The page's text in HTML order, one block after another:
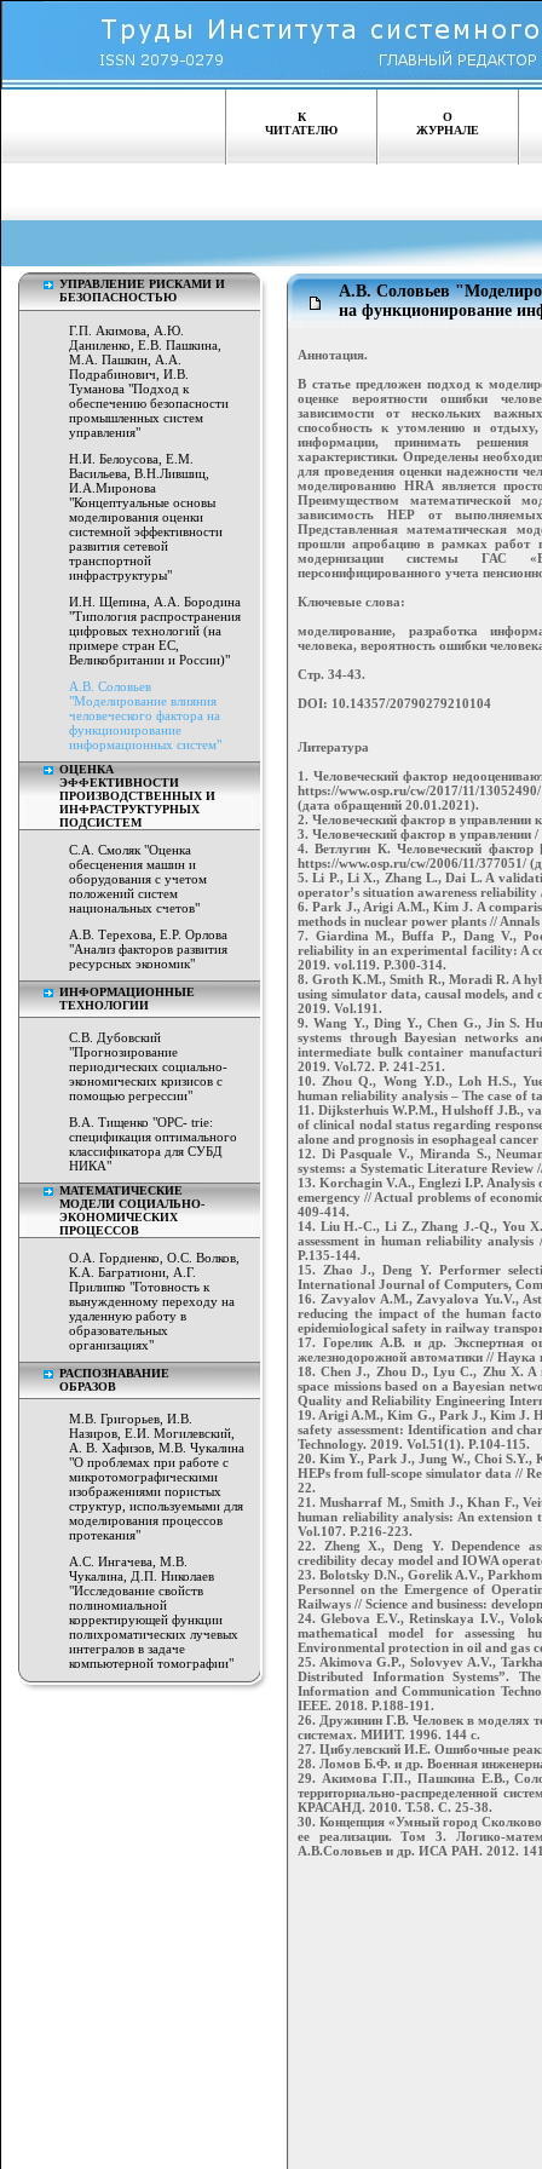
К
ЧИТАТЕЛЮ
О
ЖУРНАЛЕ
УПРАВЛЕНИЕ РИСКАМИ И
БЕЗОПАСНОСТЬЮ
Г.П. Акимова, А.Ю.
Даниленко, Е.В. Пашкина,
М.А. Пашкин, А.А.
Подрабинович, И.В.
Туманова "Подход к
обеспечению безопасности
промышленных систем
управления"
Н.И. Белоусова, Е.М.
Васильева, В.Н.Лившиц,
И.А.Миронова
"Концептуальные основы
моделирования оценки
системной эффективности
развития сетевой
транспортной
инфраструктуры"
И.Н. Щепина, А.А. Бородина
"Типология распространения
цифровых технологий (на
примере стран EC,
Великобритании и России)"
А.В. Соловьев
"Моделирование влияния
человеческого фактора на
функционирование
информационных систем"
ОЦЕНКА
ЭФФЕКТИВНОСТИ
ПРОИЗВОДСТВЕННЫХ И
ИНФРАСТРУКТУРНЫХ
ПОДСИСТЕМ
С.А. Смоляк "Оценка
обесценения машин и
оборудования с учетом
положений систем
национальных счетов"
А.В. Терехова, Е.Р. Орлова
"Анализ факторов развития
ресурсных экономик"
ИНФОРМАЦИОННЫЕ
ТЕХНОЛОГИИ
С.В. Дубовский
"Прогнозирование
периодических социально-
экономических кризисов с
помощью регрессии"
В.А. Тищенко "OPC- trie:
спецификация оптимального
классификатора для СУБД
НИКА"
МАТЕМАТИЧЕСКИЕ
МОДЕЛИ СОЦИАЛЬНО-
ЭКОНОМИЧЕСКИХ
ПРОЦЕССОВ
О.А. Гордиенко, О.С. Волков,
К.А. Багратиони, А.Г.
Прилипко "Готовность к
вынужденному переходу на
удаленную работу в
образовательных
организациях"
РАСПОЗНАВАНИЕ
ОБРАЗОВ
М.В. Григорьев, И.В.
Назиров, Е.И. Могилевский,
А. В. Хафизов, М.В. Чукалина
"О проблемах при работе с
микротомографическими
изображениями пористых
структур, используемыми для
моделирования процессов
протекания"
А.С. Ингачева, М.В.
Чукалина, Д.П. Николаев
"Исследование свойств
полиномиальной
корректирующей функции
полихроматических лучевых
интегралов в задаче
компьютерной томографии"
А.В. Соловьев
на функционирование
Аннотация.
В статье предложен подход к
оценке вероятности ошибки
зависимости от нескольких
способность к утомлению и отдыху,
информации, принимать решения
характеристики. Определены
для проведения оценки надежности
моделированию HRA является
Преимуществом математической
зависимость HEP от
Представленная математическая
прошли апробацию в рамках работ
модернизации системы ГАС
персонифицированного учета
Ключевые слова:
моделирование, разработка
человека, вероятность ошибки
Стр. 34-43.
DOI: 10.14357/20790279210104
Литература
1. Человеческий фактор
https://www.osp.ru/cw/2017/11/13052490/
(дата обращений 20.01.2021).
2. Человеческий фактор в
3. Человеческий фактор в
4. Ветлугин К. Человеческий
https://www.osp.ru/cw/2006/11/377051/
5. Li P., Li X., Zhang L., Dai L. A
operator’s situation awareness reliability
6. Park J., Arigi A.M., Kim J. A
methods in nuclear power plants //
7. Giardina M., Buffa P., Dang V.,
reliability in an experimental facility: A
2019. vol.119. P.300-314.
8. Groth K.M., Smith R., Moradi R. A
using simulator data, causal models, and
2019. Vol.191.
9. Wang Y., Ding Y., Chen G., Jin S.
systems through Bayesian networks
intermediate bulk container
2019. Vol.72. P. 241-251.
10. Zhou Q., Wong Y.D., Loh H.S.,
human reliability analysis – The case of
11. Dijksterhuis W.P.M., Hulshoff J.B.,
of clinical nodal status regarding
alone and prognosis in esophageal
12. Di Pasquale V., Miranda S.,
systems: a Systematic Literature Review
13. Korchagin V.A., Englezi I.P.
emergency // Actual problems of
409-414.
14. Liu H.-C., Li Z., Zhang J.-Q., You
assessment in human reliability
P.135-144.
15. Zhao J., Deng Y. Performer
International Journal of Computers,
16. Zavyalov A.M., Zavyalova Yu.V.,
reducing the impact of the human
epidemiological safety in railway
17. Горелик А.В. и др. Экспертная
железнодорожной автоматики //
18. Chen J., Zhou D., Lyu C., Zhu X.
space missions based on a Bayesian
Quality and Reliability Engineering
19. Arigi A.M., Kim G., Park J., Kim J.
safety assessment: Identification and
Technology. 2019. Vol.51(1). P.104-115.
20. Kim Y., Park J., Jung W., Choi S.Y.,
HEPs from full-scope simulator data //
22.
21. Musharraf M., Smith J., Khan F.,
human reliability analysis: An extension
Vol.107. P.216-223.
22. Zheng X., Deng Y. Dependence
credibility decay model and IOWA
23. Bolotsky D.N., Gorelik A.V.,
Personnel on the Emergence of
Railways // Science and business:
24. Glebova E.V., Retinskaya I.V.,
mathematical model for assessing
Environmental protection in oil and gas
25. Akimova G.P., Solovyev A.V.,
Distributed Information Systems”.
Information and Communication
IEEE. 2018. P.188-191.
26. Дружинин Г.В. Человек в моделях
системах. МИИТ. 1996. 144 с.
27. Цибулевский И.Е. Ошибочные
28. Ломов Б.Ф. и др. Военная
29. Акимова Г.П., Пашкина Е.В.,
территориально-распределенной
КРАСАНД. 2010. Т.58. С. 25-38.
30. Концепция «Умный город
ее реализации. Том 3. Логико-
А.В.Соловьев и др. ИСА РАН. 2012.